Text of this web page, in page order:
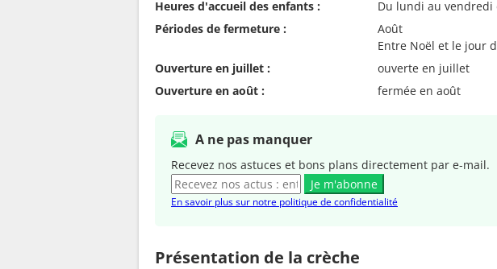
Heures d'accueil des enfants :
Du lundi au vendredi
Périodes de fermeture :
Août
Entre Noël et le jour
Ouverture en juillet :
ouverte en juillet
Ouverture en août :
fermée en août
A ne pas manquer
Recevez nos astuces et bons plans directement par e-mail.
Je m'abonne
En savoir plus sur notre politique de confidentialité
Présentation de la crèche